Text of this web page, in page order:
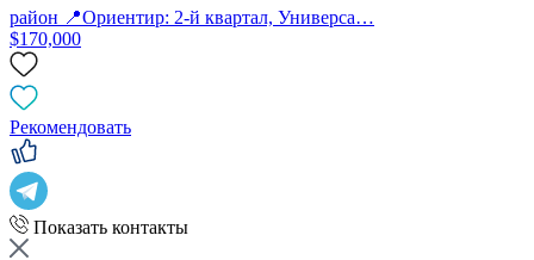
район 📍Ориентир: 2-й квартал, Универса…
$170,000
Рекомендовать
Показать контакты